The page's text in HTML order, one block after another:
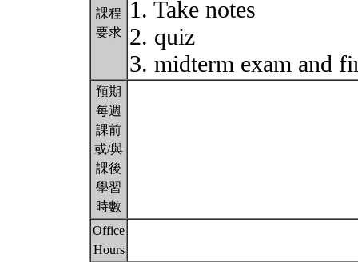
課程
要求
1. Take notes
2. quiz
3. midterm exam and
預期
每週
課前
或/與
課後
學習
時數
Office
Hours